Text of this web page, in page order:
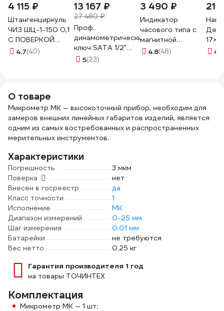
4 115 ₽
Штангенциркуль
ЧИЗ ШЦ-1-150 0,1
С ПОВЕРКОЙ
(ГРСИ № 93922-
4.7(40)
13 167 ₽
27 480 ₽
Проф.
динамометрический
ключ SATA 1/2"
40-200 Нм
5(23)
3 490 ₽
Индикатор
часового типа с
магнитной
стойкой Эврика
4.8(48)
4.9
О товаре
Микрометр МК — высокоточный прибор, необходим для
замеров внешних линейных габаритов изделий, является
одним из самых востребованных и распространенных
мерительных инструментов.
Характеристики
Погрешность
3 мкм
Поверка
нет
Внесен в госреестр
да
Класс точности
1
Исполнение
МК
Диапазон измерений
0-25 мм
Шаг измерения
0.01 мм
Батарейки
не требуются
Вес нетто
0.25 кг
Гарантия производителя 1 год
на товары ТОЧИНТЕХ
Комплектация
Микрометр МК — 1 шт;